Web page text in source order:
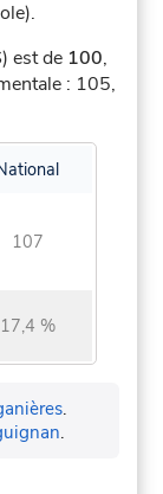
est de 100,
: 105,
107
17,4 %
.
.